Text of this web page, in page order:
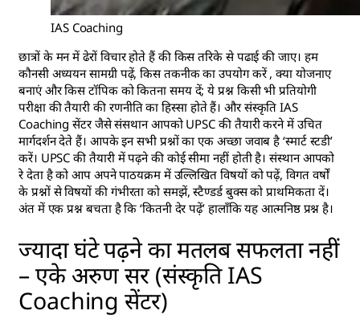
IAS Coaching
छात्रों के मन में ढेरों विचार होते हैं की किस तरिके से पढाई की जाए। हम
कौनसी अध्ययन सामग्री पढ़ें, किस तकनीक का उपयोग करें , क्या योजनाए
बनाएं और किस टॉपिक को कितना समय दें; ये प्रश्न किसी भी प्रतियोगी
परीक्षा की तैयारी की रणनीति का हिस्सा होते हैं। और संस्कृति IAS
Coaching सेंटर जैसे संसथान आपको UPSC की तैयारी करने में उचित
मार्गदर्शन देते हैं। आपके इन सभी प्रश्नों का एक अच्छा जवाब है ‘स्मार्ट स्टडी’
करें। UPSC की तैयारी में पढ़ने की कोई सीमा नहीं होती है। संस्थान आपको
रे देता है को आप अपने पाठयक्रम में उल्लिखित विषयों को पढ़ें, विगत वर्षों
के प्रश्नों से विषयों की गंभीरता को समझें, स्टैण्डर्ड बुक्स को प्राथमिकता दें।
अंत में एक प्रश्न बचता है कि ‘कितनी देर पढ़ें’ हालाँकि यह आत्मनिष्ठ प्रश्न है।
ज्यादा घंटे पढ़ने का मतलब सफलता नहीं
– एके अरुण सर (संस्कृति IAS
Coaching सेंटर)